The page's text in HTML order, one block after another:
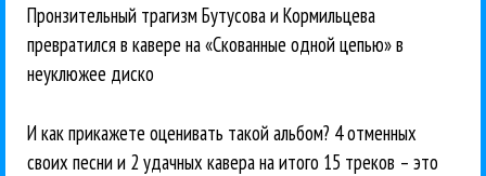
Пронзительный трагизм Бутусова и Кормильцева
превратился в кавере на «Скованные одной цепью» в
неуклюжее диско
И как прикажете оценивать такой альбом? 4 отменных
своих песни и 2 удачных кавера на итого 15 треков – это